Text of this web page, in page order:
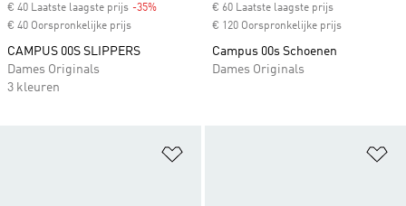
€ 40 Laatste laagste prijs -35%
€ 40 Oorspronkelijke prijs
CAMPUS 00S SLIPPERS
Dames Originals
3 kleuren
€ 60 Laatste laagste prijs
€ 120 Oorspronkelijke prijs
Campus 00s Schoenen
Dames Originals